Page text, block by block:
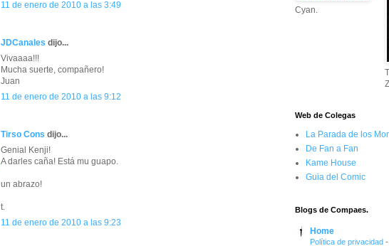
11 de enero de 2010 a las 3:49
JDCanales dijo...
Vivaaaa!!!
Mucha suerte, compañero!
Juan
11 de enero de 2010 a las 9:12
Tirso Cons dijo...
Genial Kenji!
A darles caña! Está mu guapo.
un abrazo!
t.
11 de enero de 2010 a las 9:23
Cyan.
Web de Colegas
La Parada de los
De Fan a Fan
Kame House
Guia del Comic
Blogs de Compaes.
Home
Política de privacidad -